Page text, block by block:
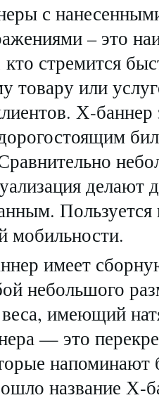
с
– это
стремится
товару или
Х-
делают
мобильности.
имеет
небольшого
веса, имеющий
— это
напоминают
название Х-